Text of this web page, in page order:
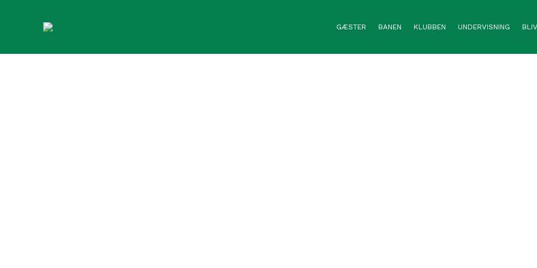
GÆSTER BANEN KLUBBEN UNDERVISNING